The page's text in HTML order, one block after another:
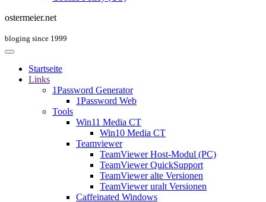
ostermeier.net
bloging since 1999
Startseite
Links
1Password Generator
1Password Web
Tools
Win11 Media CT
Win10 Media CT
Teamviewer
TeamViewer Host-Modul (PC)
TeamViewer QuickSupport
TeamViewer alte Versionen
TeamViewer uralt Versionen
Caffeinated Windows